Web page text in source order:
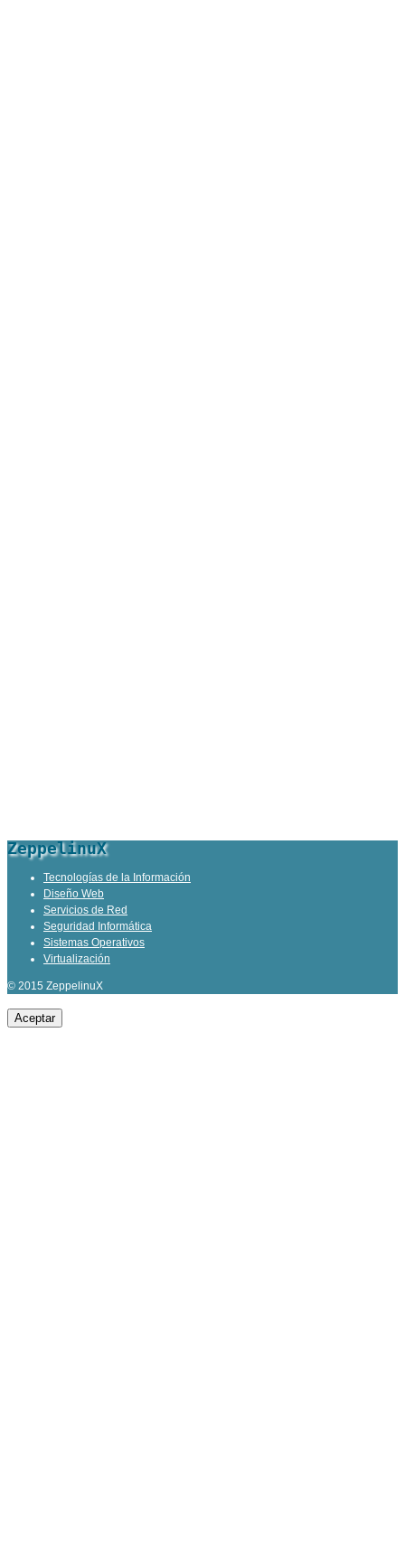
ZeppelinuX
Tecnologías de la Información
Diseño Web
Servicios de Red
Seguridad Informática
Sistemas Operativos
Virtualización
© 2015 ZeppelinuX
Aceptar